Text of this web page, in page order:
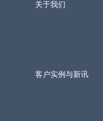
关于我们
客户实例与新讯